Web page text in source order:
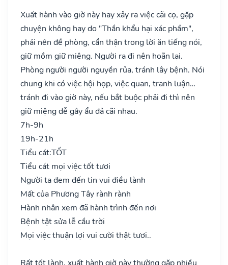
Xuất hành vào giờ này hay xảy ra việc cãi cọ, gặp
chuyện không hay do "Thần khẩu hại xác phầm",
phải nên đề phòng, cẩn thận trong lời ăn tiếng nói,
giữ mồm giữ miệng. Người ra đi nên hoãn lại.
Phòng người người nguyền rủa, tránh lây bệnh. Nói
chung khi có việc hội họp, việc quan, tranh luận…
tránh đi vào giờ này, nếu bắt buộc phải đi thì nên
giữ miệng dễ gây ẩu đả cãi nhau.
7h-9h
19h-21h
Tiểu cát:TỐT
Tiểu cát mọi việc tốt tươi
Người ta đem đến tin vui điều lành
Mất của Phương Tây rành rành
Hành nhân xem đã hành trình đến nơi
Bệnh tật sửa lễ cầu trời
Mọi việc thuận lợi vui cười thật tươi..